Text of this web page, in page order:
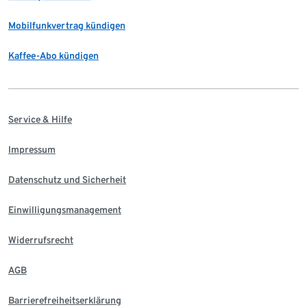
Mobilfunkvertrag kündigen
Kaffee-Abo kündigen
Service & Hilfe
Impressum
Datenschutz und Sicherheit
Einwilligungsmanagement
Widerrufsrecht
AGB
Barrierefreiheitserklärung